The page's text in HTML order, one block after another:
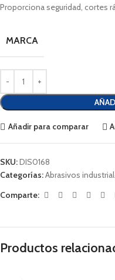
Proporciona seguridad, cortes
MARCA
Añadir para comparar
SKU:DIS0168
Categorías:Abrasivos
Comparte:
Productos